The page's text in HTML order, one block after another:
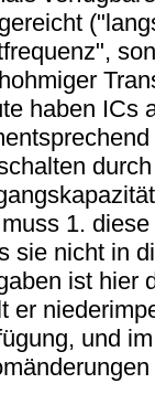
haben ICs
1.
sie nicht in
ist hier
er
und